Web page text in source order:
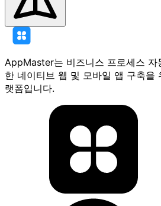
AppMaster는 비즈니스 프로세스 자
한 네이티브 웹 및 모바일 앱 구축을
랫폼입니다.